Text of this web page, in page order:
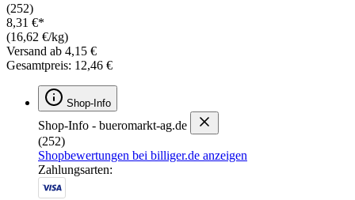
(252)
8,31 €*
(16,62 €/kg)
Versand ab 4,15 €
Gesamtpreis: 12,46 €
Shop-Info
Shop-Info - bueromarkt-ag.de
(252)
Shopbewertungen bei billiger.de anzeigen
Zahlungsarten: